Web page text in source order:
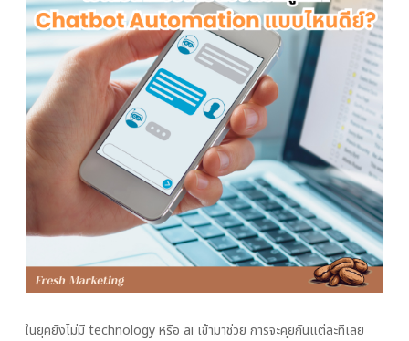
ในยุคยังไม่มี technology หรือ ai เข้ามาช่วย การจะคุยกันแต่ละทีเลย